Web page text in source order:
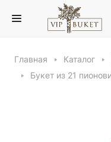
Главная Каталог
Букет из 21